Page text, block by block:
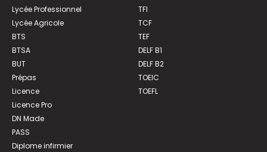
Lycée Professionnel
Lycée Agricole
BTS
BTSA
BUT
Prépas
Licence
Licence Pro
DN Made
PASS
Diplome infirmier
TFI
TCF
TEF
DELF B1
DELF B2
TOEIC
TOEFL